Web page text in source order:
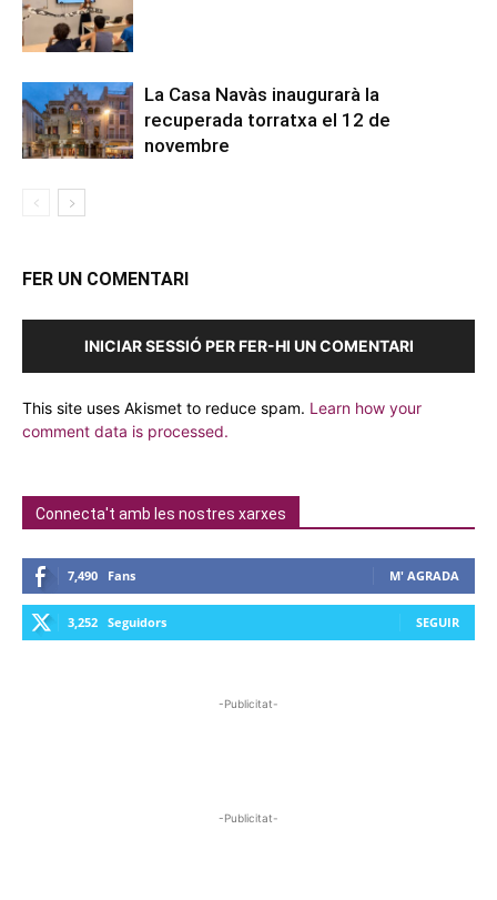
La Casa Navàs inaugurarà la
recuperada torratxa el 12 de
novembre
FER UN COMENTARI
INICIAR SESSIÓ PER FER-HI UN COMENTARI
This site uses Akismet to reduce spam. Learn how your
comment data is processed.
Connecta't amb les nostres xarxes
7,490 Fans M' AGRADA
3,252 Seguidors SEGUIR
-Publicitat-
-Publicitat-